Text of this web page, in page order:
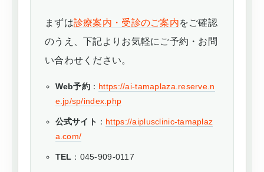
まずは診療案内・受診のご案内をご確認
のうえ、下記よりお気軽にご予約・お問
い合わせください。
Web予約： https://ai-tamaplaza.reserve.n
e.jp/sp/index.php
公式サイト ： https://aiplusclinic-tamaplaz
a.com/
TEL ：045-909-0117